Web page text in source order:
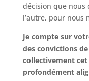
décision que nous
l’autre, pour nous
Je compte sur
des convictions
collectivement
profondément